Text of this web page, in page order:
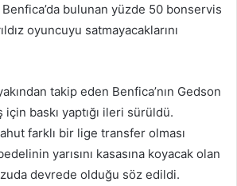
Benfica’da bulunan yüzde 50 bonservis
oyuncuyu satmayacaklarını
takip eden Benfica’nın Gedson
baskı yaptığı ileri sürüldü.
farklı bir lige transfer olması
yarısını kasasına koyacak olan
devrede olduğu söz edildi.